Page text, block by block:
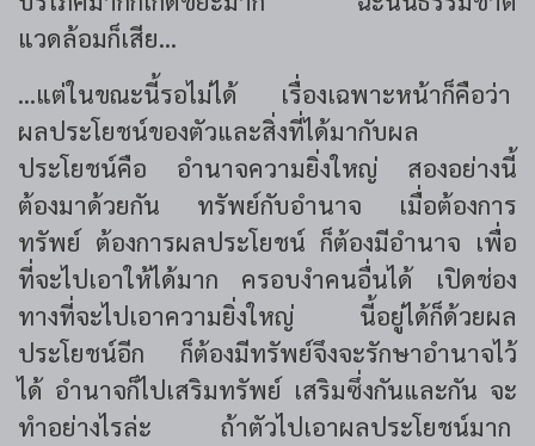
แวดล้อมก็เสีย...
...แต่ในขณะนี้รอไม่ได้ เรื่องเฉพาะหน้าก็คือว่า
ผลประโยชน์ของตัวและสิ่งที่ได้มากับผล
ประโยชน์คือ อำนาจความยิ่งใหญ่ สองอย่างนี้
ต้องมาด้วยกัน ทรัพย์กับอำนาจ เมื่อต้องการ
ทรัพย์ ต้องการผลประโยชน์ ก็ต้องมีอำนาจ เพื่อ
ที่จะไปเอาให้ได้มาก ครอบงำคนอื่นได้ เปิดช่อง
ทางที่จะไปเอาความยิ่งใหญ่ นี้อยู่ได้ก็ด้วยผล
ประโยชน์อีก ก็ต้องมีทรัพย์จึงจะรักษาอำนาจไว้
ได้ อำนาจก็ไปเสริมทรัพย์ เสริมซึ่งกันและกัน จะ
ทำอย่างไรล่ะ ถ้าตัวไปเอาผลประโยชน์มาก